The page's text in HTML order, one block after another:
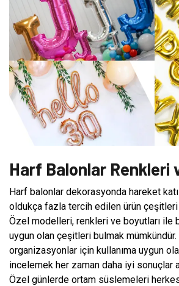
Harf Balonlar Renkleri
Harf balonlar dekorasyonda hareket
oldukça fazla tercih edilen ürün çeşitleri
Özel modelleri, renkleri ve boyutları ile
uygun olan çeşitleri bulmak mümkündür.
organizasyonlar için kullanıma uygun
incelemek her zaman daha iyi sonuçlar
Özel günlerde ortam süslemeleri herkes